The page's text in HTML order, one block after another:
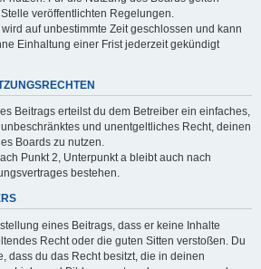
veröffentlichten Regelungen.
auf unbestimmte Zeit geschlossen und kann
Einhaltung einer Frist jederzeit gekündigt
Beitrags erteilst du dem Betreiber ein einfaches,
und unentgeltliches Recht, deinen
Boards zu nutzen.
Punkt 2, Unterpunkt a bleibt auch nach
bestehen.
eines Beitrags, dass er keine Inhalte
Recht oder die guten Sitten verstoßen. Du
dass du das Recht besitzt, die in deinen